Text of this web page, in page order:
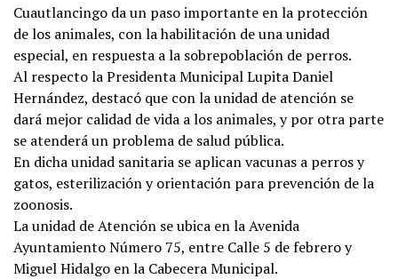
Cuautlancingo da un paso importante en la protección
de los animales, con la habilitación de una unidad
especial, en respuesta a la sobrepoblación de perros.
Al respecto la Presidenta Municipal Lupita Daniel
Hernández, destacó que con la unidad de atención se
dará mejor calidad de vida a los animales, y por otra parte
se atenderá un problema de salud pública.
En dicha unidad sanitaria se aplican vacunas a perros y
gatos, esterilización y orientación para prevención de la
zoonosis.
La unidad de Atención se ubica en la Avenida
Ayuntamiento Número 75, entre Calle 5 de febrero y
Miguel Hidalgo en la Cabecera Municipal.